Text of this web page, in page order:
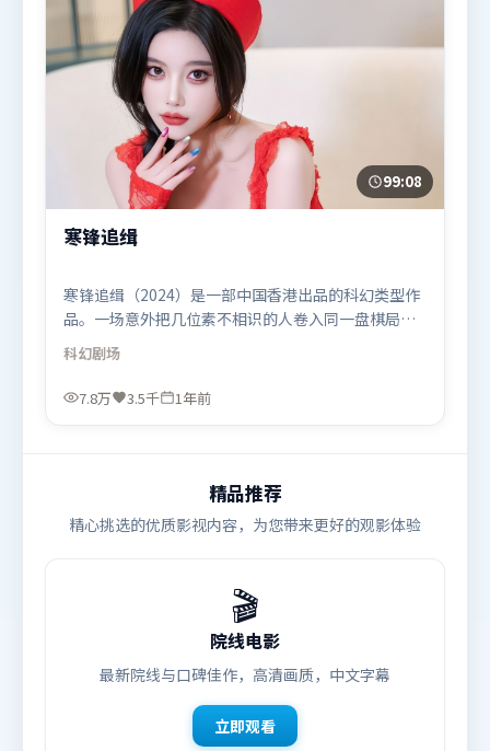
99:08
寒锋追缉
寒锋追缉（2024）是一部中国香港出品的科幻类型作
品。一场意外把几位素不相识的人卷入同一盘棋局，
信任与背叛交替上演。人物关系网复杂却不凌乱，每
场对手戏都推动信息增量。由张艺谋执导，托尼·
贾、赵丽颖、周迅，朱一龙、刘亦菲等联袂出演。影
科幻剧场
7.8万 3.5千 1年前
精品推荐
精心挑选的优质影视内容，为您带来更好的观影体验
🎬
院线电影
最新院线与口碑佳作，高清画质，中文字幕
立即观看